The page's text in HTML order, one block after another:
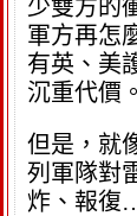
少雙方的
軍方再怎
有英、美
沉重代價。
但是，就
列軍隊對
炸、報復